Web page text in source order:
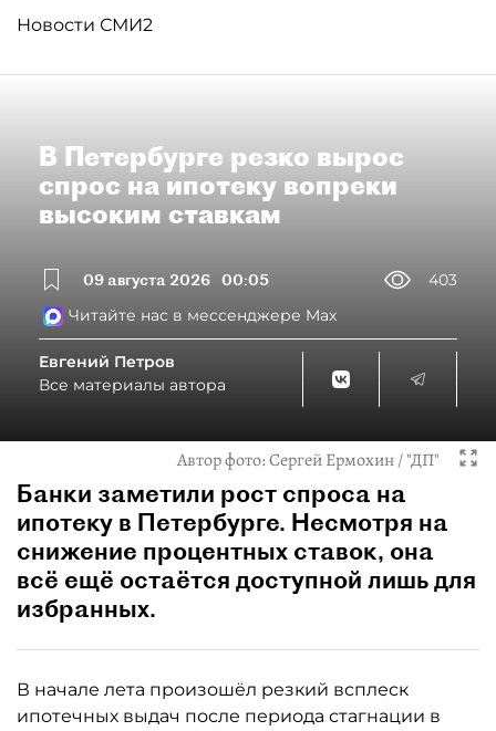
Новости СМИ2
В Петербурге резко вырос
спрос на ипотеку вопреки
высоким ставкам
09 августа 2026 00:05
403
Читайте нас в мессенджере Max
Евгений Петров
Все материалы автора
Автор фото:Сергей Ермохин / "ДП"
Банки заметили рост спроса на
ипотеку в Петербурге. Несмотря на
снижение процентных ставок, она
всё ещё остаётся доступной лишь для
избранных.
В начале лета произошёл резкий всплеск
ипотечных выдач после периода стагнации в